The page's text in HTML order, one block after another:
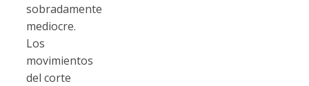
sobradamente
mediocre.
Los
movimientos
del corte